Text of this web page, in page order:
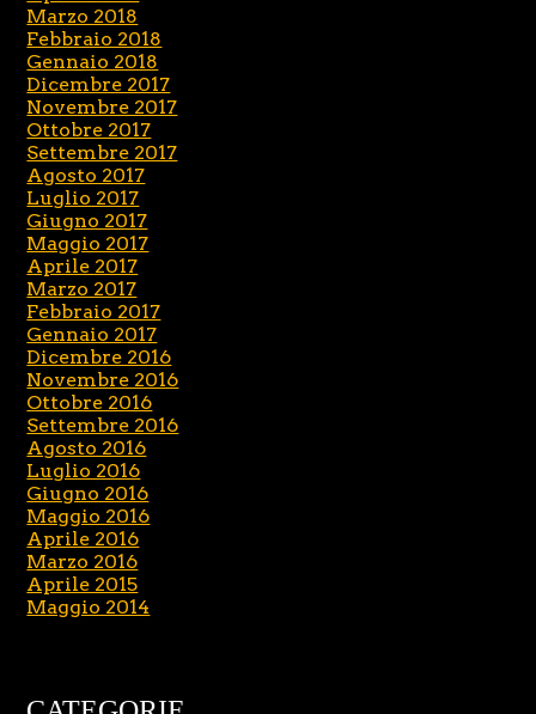
Marzo 2018
Febbraio 2018
Gennaio 2018
Dicembre 2017
Novembre 2017
Ottobre 2017
Settembre 2017
Agosto 2017
Luglio 2017
Giugno 2017
Maggio 2017
Aprile 2017
Marzo 2017
Febbraio 2017
Gennaio 2017
Dicembre 2016
Novembre 2016
Ottobre 2016
Settembre 2016
Agosto 2016
Luglio 2016
Giugno 2016
Maggio 2016
Aprile 2016
Marzo 2016
Aprile 2015
Maggio 2014